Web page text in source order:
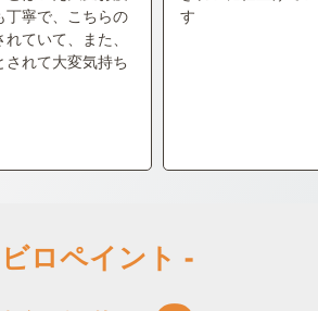
丁寧で、こちらの
ていて、また、
れて大変気持ち
す
ロペイント -